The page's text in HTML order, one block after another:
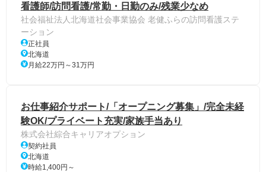
看護師/訪問看護/常勤・日勤のみ/残業少なめ
社会福祉法人北海道社会事業協会 老健ふらの訪問看護ステ
ーション
正社員
北海道
月給22万円～31万円
お仕事紹介サポート/「オープニング募集」/完全未経
験OK/プライベート充実/家族手当あり
株式会社綜合キャリアオプション
契約社員
北海道
時給1,400円～